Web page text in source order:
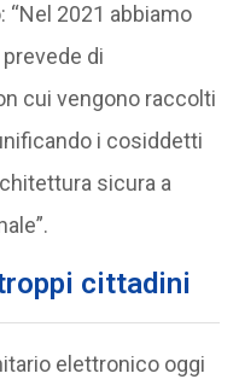
“Nel 2021 abbiamo
di
cui vengono raccolti
i cosiddetti
sicura a
cittadini
elettronico oggi